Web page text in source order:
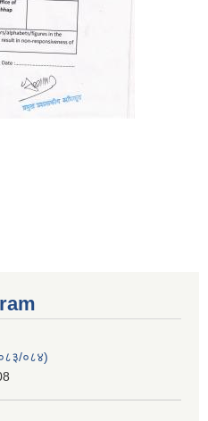
०८४)